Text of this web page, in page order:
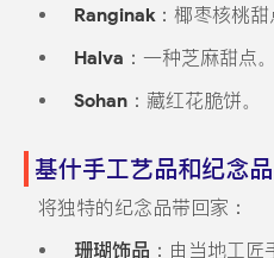
Ranginak：椰枣核桃甜
Halva ：一种芝麻甜点。
Sohan：藏红花脆饼。
基什手工艺品和纪念品
将独特的纪念品带回家：
珊瑚饰品 ：由当地工匠